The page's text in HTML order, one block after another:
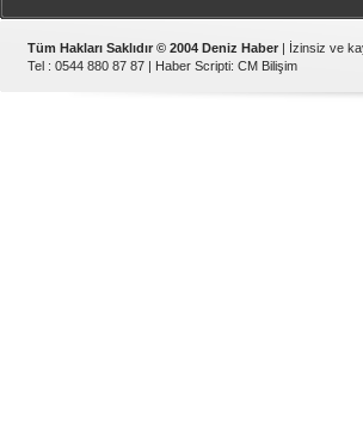
Tüm Hakları Saklıdır © 2004 Deniz Haber | İzinsiz ve
Tel : 0544 880 87 87 | Haber Scripti: CM Bilişim